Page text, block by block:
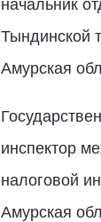
начальник
Тындинской
Амурская
инспектор
налоговой
Амурская